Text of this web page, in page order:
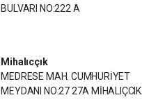
BULVARI NO:222 A
Mihalıcçık
MEDRESE MAH. CUMHURİYET
MEYDANI NO:27 27A MİHALIÇCIK